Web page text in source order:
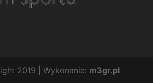
2019 | Wykonanie: m3gr.pl